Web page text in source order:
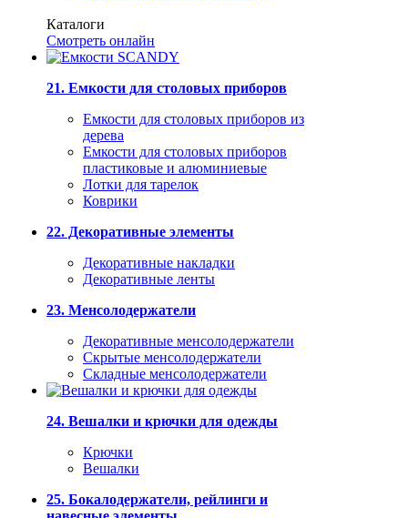
Каталоги
Смотреть онлайн
21. Емкости для столовых приборов
Емкости для столовых приборов из
дерева
Емкости для столовых приборов
пластиковые и алюминиевые
Лотки для тарелок
Коврики
22. Декоративные элементы
Декоративные накладки
Декоративные ленты
23. Менсолодержатели
Декоративные менсолодержатели
Скрытые менсолодержатели
Складные менсолодержатели
24. Вешалки и крючки для одежды
Крючки
Вешалки
25. Бокалодержатели, рейлинги и